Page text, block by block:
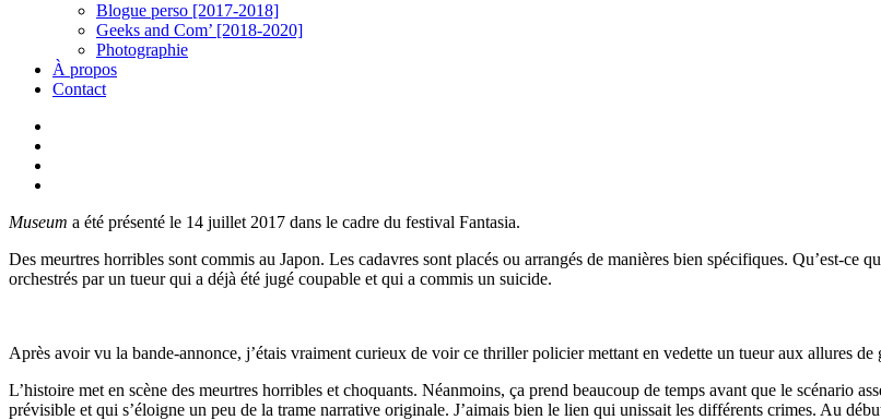
Blogue perso [2017-2018]
Geeks and Com’ [2018-2020]
Photographie
À propos
Contact
Museum a été présenté le 14 juillet 2017 dans le cadre du festival Fantasia.
Des meurtres horribles sont commis au Japon. Les cadavres sont placés ou arrangés de manières bien spécifiques. Qu’est-ce
orchestrés par un tueur qui a déjà été jugé coupable et qui a commis un suicide.
Après avoir vu la bande-annonce, j’étais vraiment curieux de voir ce thriller policier mettant en vedette un tueur aux allures
L’histoire met en scène des meurtres horribles et choquants. Néanmoins, ça prend beaucoup de temps avant que le scénario
prévisible et qui s’éloigne un peu de la trame narrative originale. J’aimais bien le lien qui unissait les différents crimes. Au